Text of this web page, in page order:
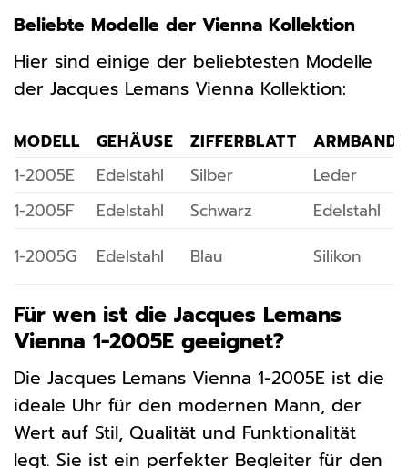
Beliebte Modelle der Vienna Kollektion
Hier sind einige der beliebtesten Modelle
der Jacques Lemans Vienna Kollektion:
MODELL GEHÄUSE ZIFFERBLATT
ARMBAND
1-2005E
Edelstahl Silber
Leder
1-2005F
Edelstahl Schwarz
Edelstahl
1-2005G
Edelstahl Blau Silikon
Für wen ist die Jacques Lemans
Vienna 1-2005E geeignet?
Die Jacques Lemans Vienna 1-2005E ist die
ideale Uhr für den modernen Mann, der
Wert auf Stil, Qualität und Funktionalität
legt. Sie ist ein perfekter Begleiter für den